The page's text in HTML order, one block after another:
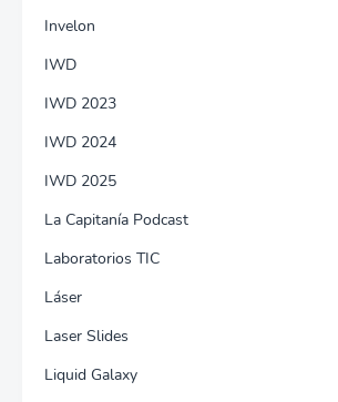
Invelon
IWD
IWD 2023
IWD 2024
IWD 2025
La Capitanía Podcast
Laboratorios TIC
Láser
Laser Slides
Liquid Galaxy